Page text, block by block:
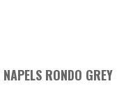
RONDO GREY